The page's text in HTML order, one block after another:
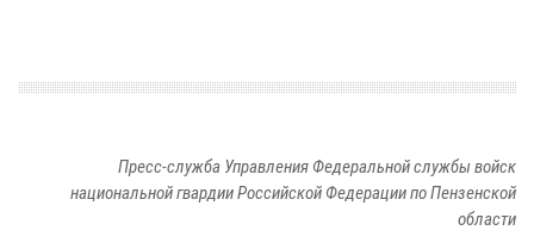
Пресс-служба Управления Федеральной службы войск
национальной гвардии Российской Федерации по Пензенской
области